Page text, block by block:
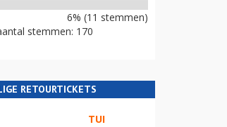
6% (11 stemmen)
stemmen: 170
RETOURTICKETS
TUI